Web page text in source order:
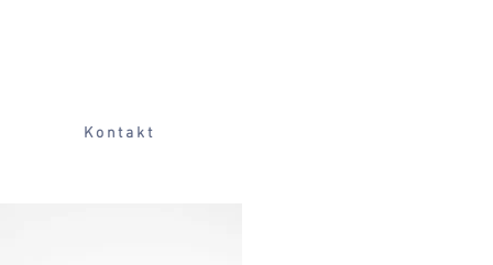
Kontakt